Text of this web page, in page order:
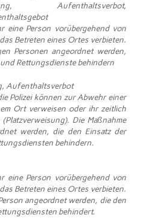
Aufenthaltsverbot,
eine Person vorübergehend von
Betreten eines Ortes verbieten.
Personen angeordnet werden,
Rettungsdienste behindern
Aufenthaltsverbot
Polizei können zur Abwehr einer
Ort verweisen oder ihr zeitlich
Die Maßnahme
werden, die den Einsatz der
behindern.
eine Person vorübergehend von
Betreten eines Ortes verbieten.
angeordnet werden, die den
behindert.